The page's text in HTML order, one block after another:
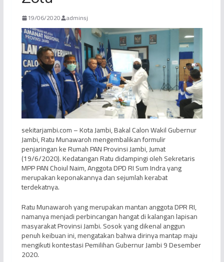
19/06/2020 adminsj
sekitarjambi.com – Kota Jambi, Bakal Calon Wakil Gubernur
Jambi, Ratu Munawaroh mengembalikan formulir
penjaringan ke Rumah PAN Provinsi Jambi, Jumat
(19/6/2020). Kedatangan Ratu didampingi oleh Sekretaris
MPP PAN Choiul Naim, Anggota DPD RI Sum Indra yang
merupakan keponakannya dan sejumlah kerabat
terdekatnya.
Ratu Munawaroh yang merupakan mantan anggota DPR RI,
namanya menjadi perbincangan hangat di kalangan lapisan
masyarakat Provinsi Jambi. Sosok yang dikenal anggun
penuh keibuan ini, mengatakan bahwa dirinya mantap maju
mengikuti kontestasi Pemilihan Gubernur Jambi 9 Desember
2020.